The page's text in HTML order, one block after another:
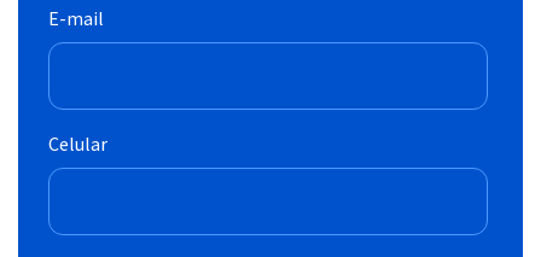
E-mail
Celular